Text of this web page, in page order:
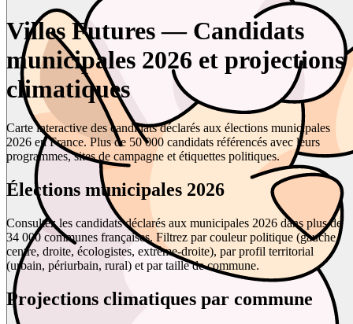
Villes Futures — Candidats
municipales 2026 et projections
climatiques
Carte interactive des candidats déclarés aux élections municipales
2026 en France. Plus de 50 000 candidats référencés avec leurs
programmes, sites de campagne et étiquettes politiques.
Élections municipales 2026
Consultez les candidats déclarés aux municipales 2026 dans plus de
34 000 communes françaises. Filtrez par couleur politique (gauche,
centre, droite, écologistes, extrême-droite), par profil territorial
(urbain, périurbain, rural) et par taille de commune.
Projections climatiques par commune